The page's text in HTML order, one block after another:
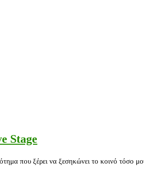
Stage
που ξέρει να ξεσηκώνει το κοινό τόσο